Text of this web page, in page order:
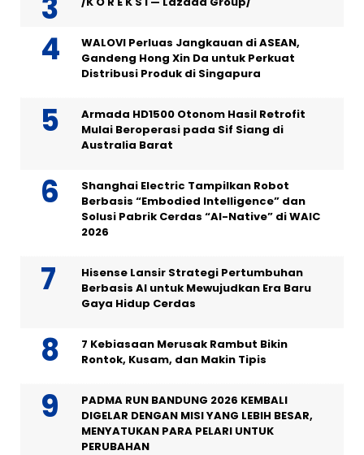
WALOVI Perluas Jangkauan di ASEAN,
Gandeng Hong Xin Da untuk Perkuat
Distribusi Produk di Singapura
Armada HD1500 Otonom Hasil Retrofit
Mulai Beroperasi pada Sif Siang di
Australia Barat
Shanghai Electric Tampilkan Robot
Berbasis “Embodied Intelligence” dan
Solusi Pabrik Cerdas “AI-Native” di WAIC
2026
Hisense Lansir Strategi Pertumbuhan
Berbasis AI untuk Mewujudkan Era Baru
Gaya Hidup Cerdas
7 Kebiasaan Merusak Rambut Bikin
Rontok, Kusam, dan Makin Tipis
PADMA RUN BANDUNG 2026 KEMBALI
DIGELAR DENGAN MISI YANG LEBIH BESAR,
MENYATUKAN PARA PELARI UNTUK
PERUBAHAN